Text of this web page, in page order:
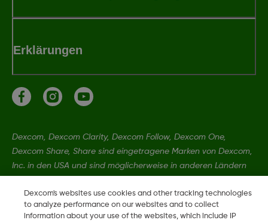
Erklärungen
Dexcom, Dexcom Clarity, Dexcom Follow, Dexcom One,
Dexcom Share, Share sind eingetragene Marken von Dexcom,
Inc. in den USA und sind möglicherweise in anderen Ländern
LBL014350 Rev 004
Dexcom's websites use cookies and other tracking technologies
to analyze performance on our websites and to collect
information about your use of the websites, which include IP